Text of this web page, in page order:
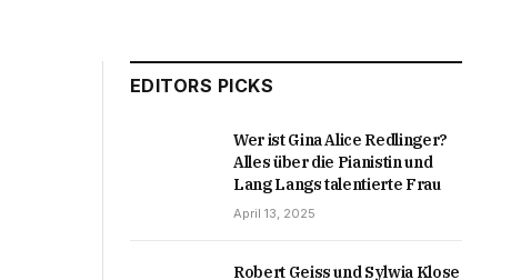
EDITORS PICKS
Wer ist Gina Alice Redlinger?
Alles über die Pianistin und
Lang Langs talentierte Frau
April 13, 2025
Robert Geiss und Sylwia Klose